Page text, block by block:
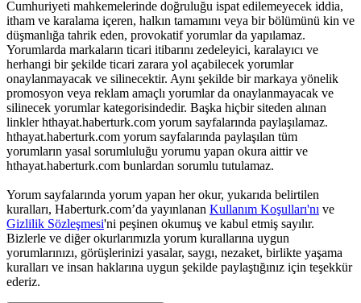
Cumhuriyeti mahkemelerinde doğruluğu ispat edilemeyecek iddia,
itham ve karalama içeren, halkın tamamını veya bir bölümünü kin ve
düşmanlığa tahrik eden, provokatif yorumlar da yapılamaz.
Yorumlarda markaların ticari itibarını zedeleyici, karalayıcı ve
herhangi bir şekilde ticari zarara yol açabilecek yorumlar
onaylanmayacak ve silinecektir. Aynı şekilde bir markaya yönelik
promosyon veya reklam amaçlı yorumlar da onaylanmayacak ve
silinecek yorumlar kategorisindedir. Başka hiçbir siteden alınan
linkler hthayat.haberturk.com yorum sayfalarında paylaşılamaz.
hthayat.haberturk.com yorum sayfalarında paylaşılan tüm
yorumların yasal sorumluluğu yorumu yapan okura aittir ve
hthayat.haberturk.com bunlardan sorumlu tutulamaz.
Yorum sayfalarında yorum yapan her okur, yukarıda belirtilen
kuralları, Haberturk.com’da yayınlanan Kullanım Koşulları'nı ve
Gizlilik Sözleşmesi'ni peşinen okumuş ve kabul etmiş sayılır.
Bizlerle ve diğer okurlarımızla yorum kurallarına uygun
yorumlarınızı, görüşlerinizi yasalar, saygı, nezaket, birlikte yaşama
kuralları ve insan haklarına uygun şekilde paylaştığınız için teşekkür
ederiz.